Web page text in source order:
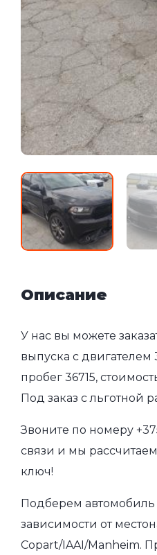
Описание
У нас вы можете
выпуска с
пробег 36715,
Под заказ с льготной
Звоните по номеру
связи и мы
ключ!
Подберем автомобиль
зависимости от
Copart/IAAI/Manheim.